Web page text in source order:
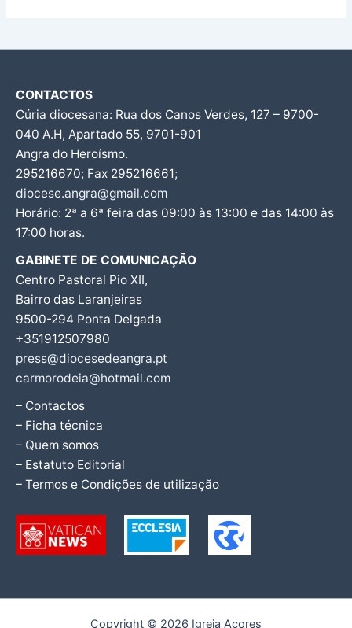
CONTACTOS
Cúria diocesana: Rua dos Canos Verdes, 127 – 9700-
040 A.H, Apartado 55, 9701-901
Angra do Heroísmo.
295216670; Fax 295216661;
diocese.angra@gmail.com
Horário: 2ª a 6ª feira das 09:00 às 13:00 e das 14:00 às
17:00 horas.
GABINETE DE COMUNICAÇÃO
Centro Pastoral Pio XII,
Bairro das Laranjeiras
9500-294 Ponta Delgada
+351912507980
press@diocesedeangra.pt
carmorodeia@hotmail.com
– Contactos
– Ficha técnica
– Quem somos
– Estatuto Editorial
– Termos e Condições de utilização
Copyright © 2026 Igreja Açores